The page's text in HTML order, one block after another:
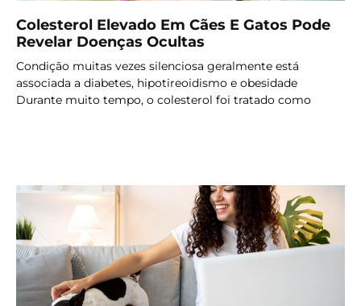
Colesterol Elevado Em Cães E Gatos Pode
Revelar Doenças Ocultas
Condição muitas vezes silenciosa geralmente está
associada a diabetes, hipotireoidismo e obesidade
Durante muito tempo, o colesterol foi tratado como